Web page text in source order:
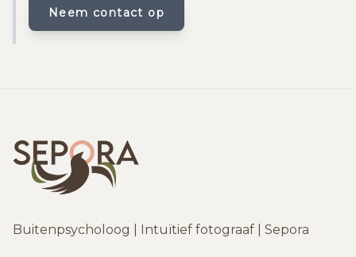
Neem contact op
Buitenpsycholoog | Intuïtief fotograaf | Sepora